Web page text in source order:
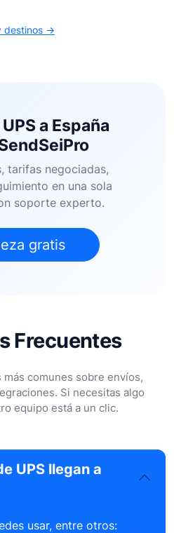
destinos →
a España
tarifas negociadas,
en una sola
soporte experto.
gratis
Frecuentes
más comunes sobre envíos,
Si necesitas algo
equipo está a un clic.
UPS llegan a
usar, entre otros: